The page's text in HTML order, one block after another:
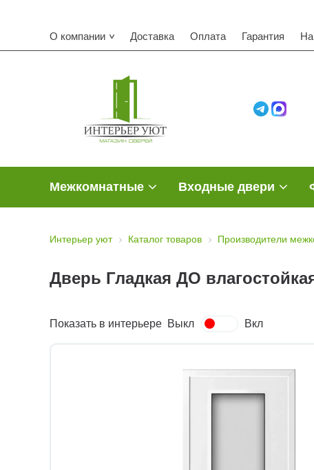
О компании Доставка Оплата Гарантия
Межкомнатные Входные двери
Интерьер уют Каталог товаров Производители
Дверь Гладкая ДО
Показать в интерьере Выкл Вкл